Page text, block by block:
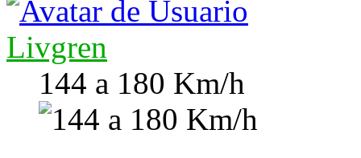
Livgren
144 a 180 Km/h